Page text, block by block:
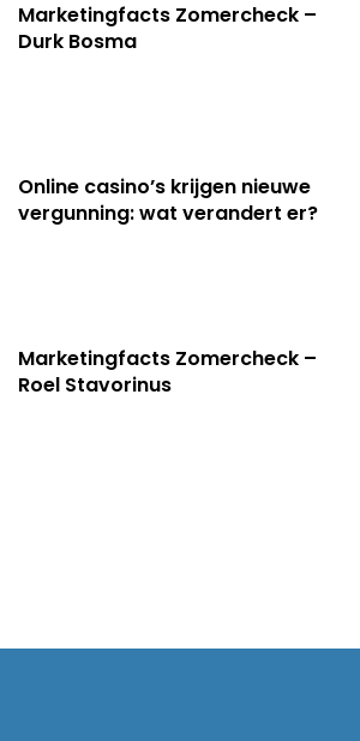
Marketingfacts Zomercheck –
Durk Bosma
Online casino’s krijgen nieuwe
vergunning: wat verandert er?
Marketingfacts Zomercheck –
Roel Stavorinus